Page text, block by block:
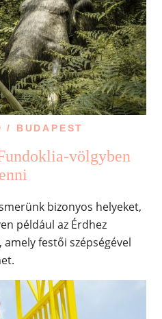
/ BUDAPEST
völgyben
bizonyos helyeket,
például az Érdhez
festői szépségével